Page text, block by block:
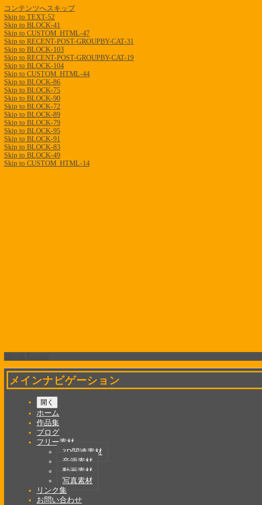
コンテンツへスキップ
Skip to TEXT-52
Skip to BLOCK-41
Skip to CUSTOM_HTML-47
Skip to RECENT-POST-GROUPBY-CAT-31
Skip to BLOCK-103
Skip to RECENT-POST-GROUPBY-CAT-19
Skip to BLOCK-104
Skip to CUSTOM_HTML-44
Skip to BLOCK-86
Skip to BLOCK-75
Skip to BLOCK-90
Skip to BLOCK-72
Skip to BLOCK-89
Skip to BLOCK-79
Skip to BLOCK-95
Skip to BLOCK-91
Skip to BLOCK-83
Skip to BLOCK-49
Skip to CUSTOM_HTML-14
メインナビゲーション
開く
ホーム
作品集
ブログ
フリー素材
3D関連素材
音源素材
動画素材
写真素材
リンク集
お問い合わせ